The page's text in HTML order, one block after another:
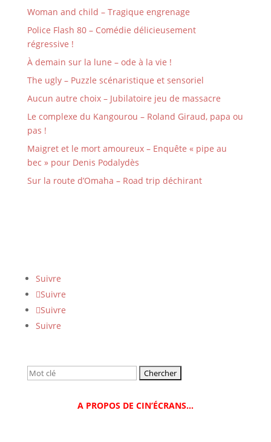
Woman and child – Tragique engrenage
Police Flash 80 – Comédie délicieusement
régressive !
À demain sur la lune – ode à la vie !
The ugly – Puzzle scénaristique et sensoriel
Aucun autre choix – Jubilatoire jeu de massacre
Le complexe du Kangourou – Roland Giraud, papa ou
pas !
Maigret et le mort amoureux – Enquête « pipe au
bec » pour Denis Podalydès
Sur la route d’Omaha – Road trip déchirant
Suivre
Suivre
Suivre
Suivre
Rechercher:
A PROPOS DE CIN’ÉCRANS…